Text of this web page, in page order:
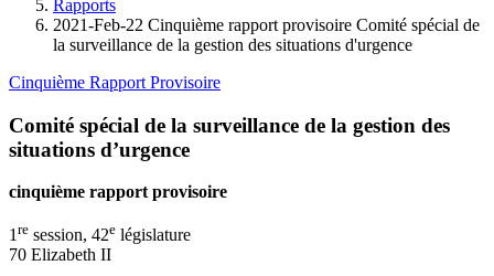
Rapports
2021-Feb-22 Cinquième rapport provisoire Comité spécial de
la surveillance de la gestion des situations d'urgence
Cinquième Rapport Provisoire
Comité spécial de la surveillance de la gestion des
situations d’urgence
cinquième rapport provisoire
1 re session, 42e législature
70 Elizabeth II